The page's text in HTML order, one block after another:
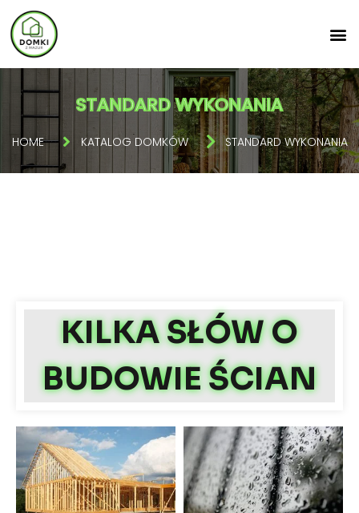
STANDARD WYKONANIA
HOME KATALOG DOMKÓW STANDARD WYKONANIA
KILKA SŁÓW O
BUDOWIE ŚCIAN